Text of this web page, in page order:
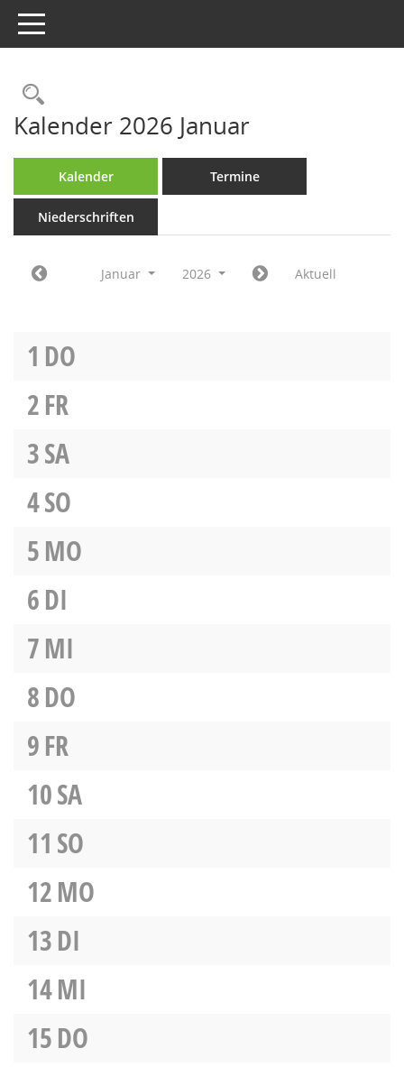
Toggle navigation
Rechercheauswahl
Kalender 2026 Januar
Kalender Termine
Niederschriften
Januar 2026 Aktuell
1 DO
2FR
3SA
4SO
5MO
6DI
7MI
8DO
9FR
10SA
11 SO
12MO
13DI
14MI
15DO